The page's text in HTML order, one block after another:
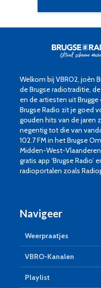
Welkom bij VBRO2, joèn
de Brugse radiotraditie,
en de artiesten uit
Brugse Radio zit je goed
gouden hits van de jaren
negentig tot die van
102.7 FM in het Brugse
Midden-West-
gratis app ‘Brugse Radio’
radioportalen zoals
Navigeer
Weerpraatjes
VBRO-Kanalen
Playlist